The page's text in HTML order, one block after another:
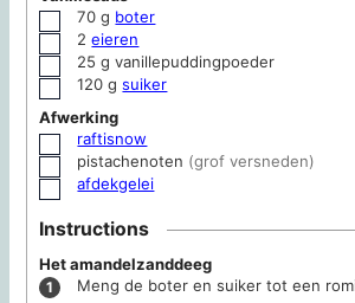
▢
70 g boter
▢
2 eieren
▢
25 g vanillepuddingpoeder
▢
120 g suiker
Afwerking
▢
raftisnow
▢
pistachenoten (grof versneden)
▢
afdekgelei
Instructions
Het amandelzanddeeg
Meng de boter en suiker tot een